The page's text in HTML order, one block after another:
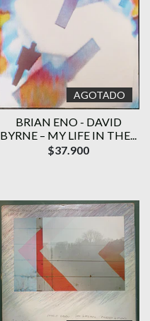
AGOTADO
BRIAN ENO - DAVID
BYRNE – MY LIFE IN THE...
$37.900